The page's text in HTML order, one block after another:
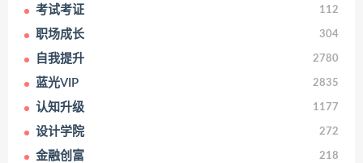
考试考证 112
职场成长 304
自我提升 2780
蓝光VIP 2835
认知升级 1177
设计学院 272
金融创富 218